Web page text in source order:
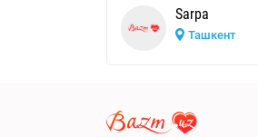
Sarpa
Ташкент